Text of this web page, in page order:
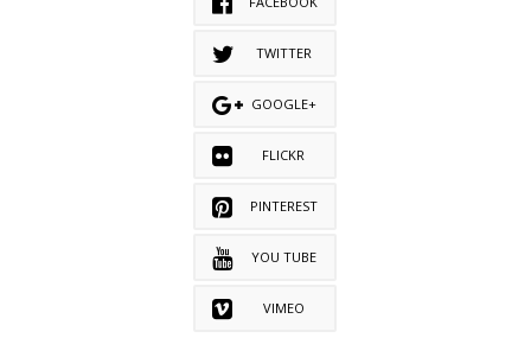
TWITTER
GOOGLE+
FLICKR
PINTEREST
YOU TUBE
VIMEO